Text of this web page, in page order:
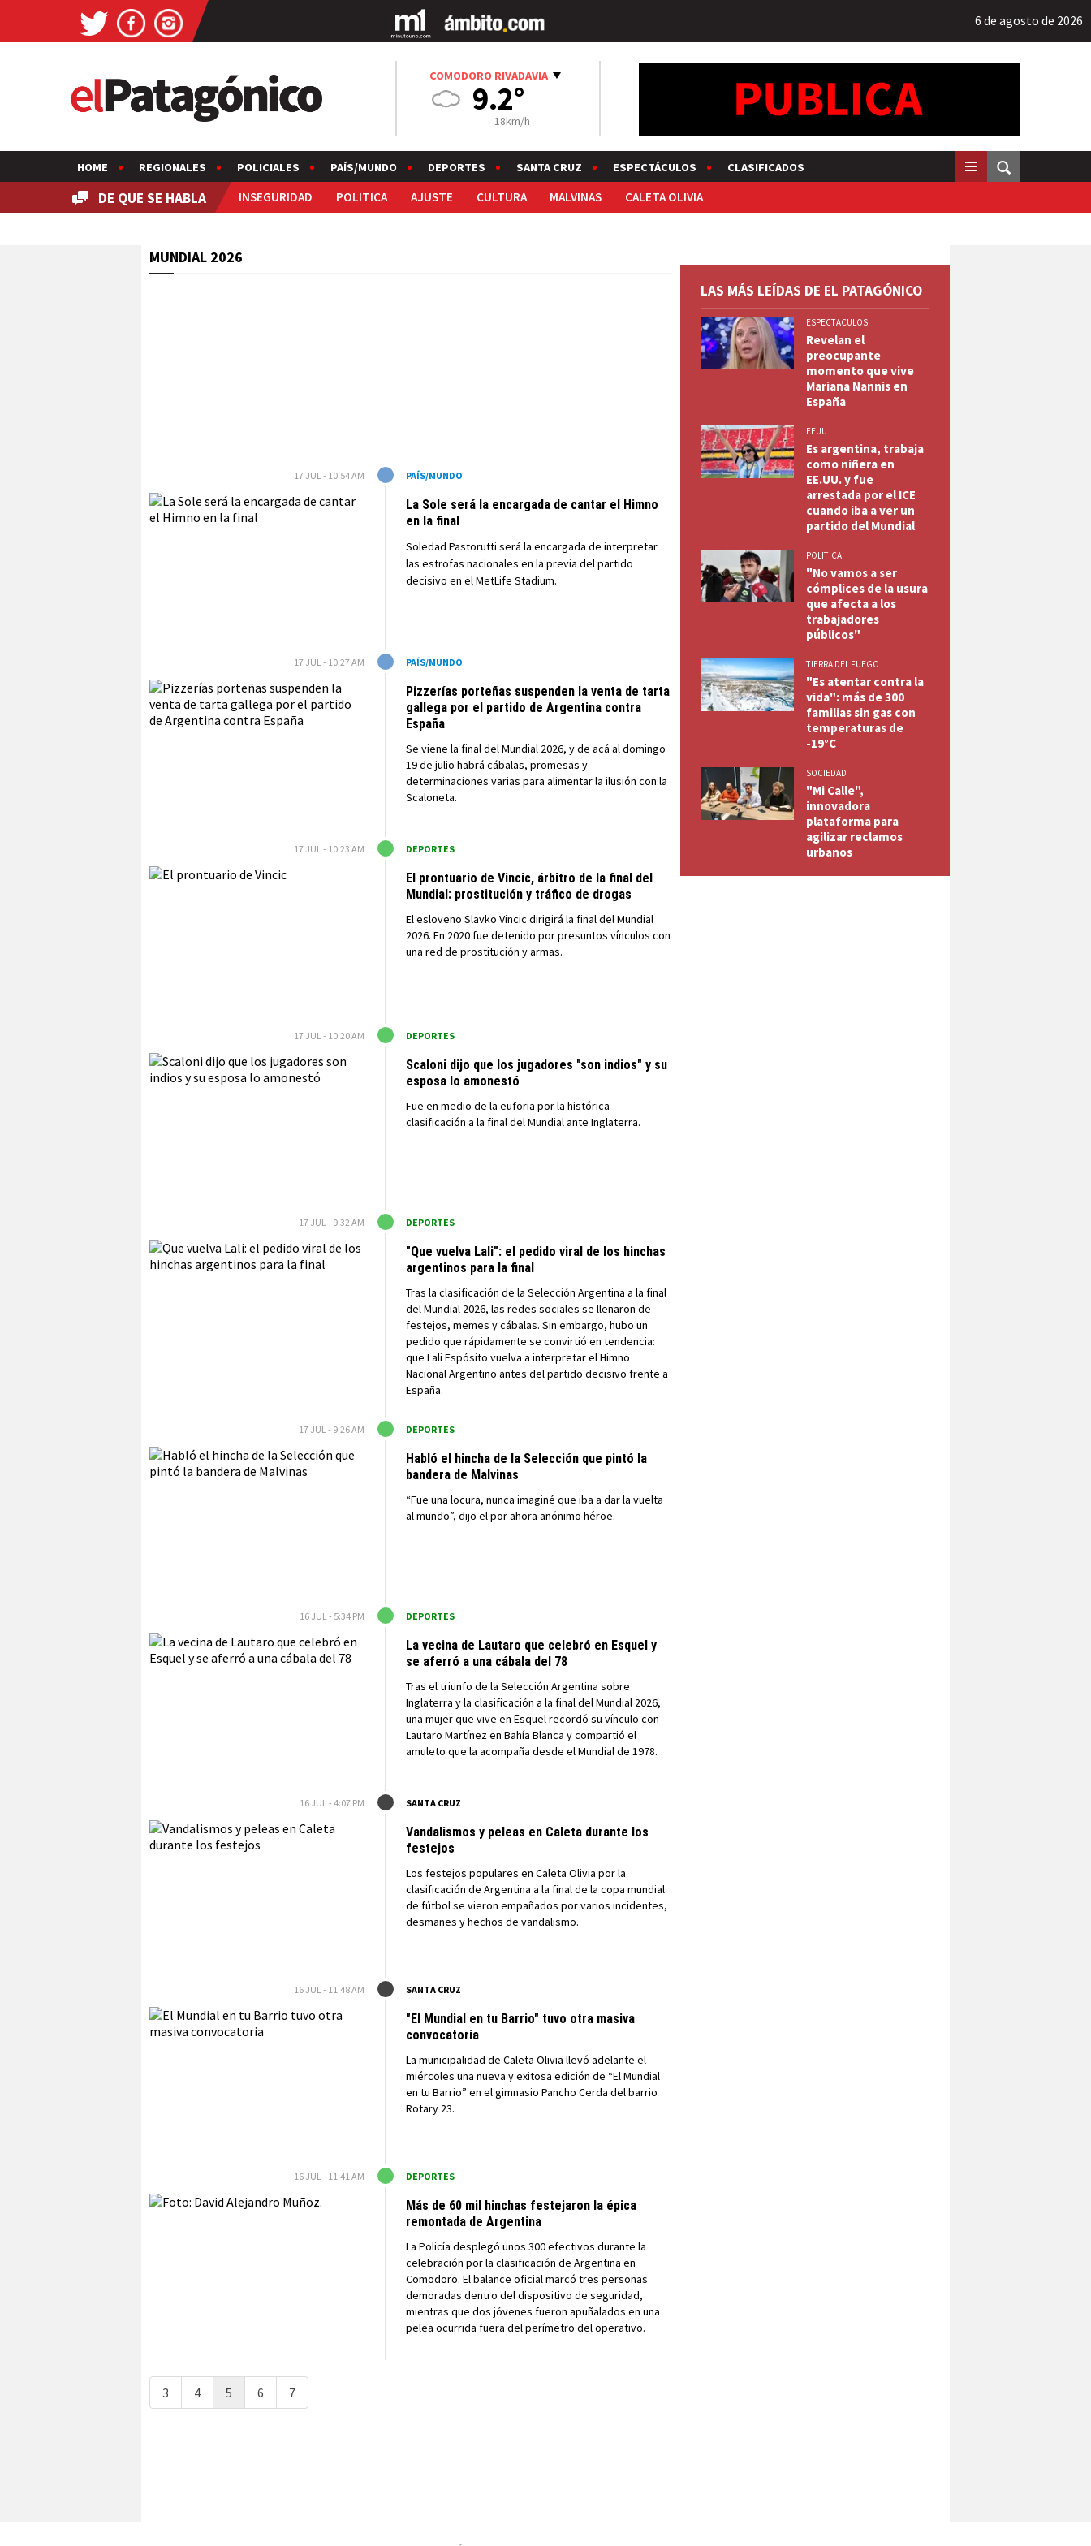
6 de agosto de 2026
COMODORO RIVADAVIA
9.2°
18km/h
HOME REGIONALES POLICIALES PAÍS/MUNDO DEPORTES SANTA CRUZ ESPECTÁCULOS CLASIFICADOS
DE QUE SE HABLA INSEGURIDAD POLITICA AJUSTE CULTURA MALVINAS CALETA OLIVIA
MUNDIAL 2026
17 JUL - 10:54 AM PAÍS/MUNDO
La Sole será la encargada de cantar el Himno
en la final
Soledad Pastorutti será la encargada de interpretar
las estrofas nacionales en la previa del partido
decisivo en el MetLife Stadium.
17 JUL - 10:27 AM PAÍS/MUNDO
Pizzerías porteñas suspenden la venta de tarta
gallega por el partido de Argentina contra
España
Se viene la final del Mundial 2026, y de acá al domingo
19 de julio habrá cábalas, promesas y
determinaciones varias para alimentar la ilusión con la
Scaloneta.
17 JUL - 10:23 AM DEPORTES
El prontuario de Vincic, árbitro de la final del
Mundial: prostitución y tráfico de drogas
El esloveno Slavko Vincic dirigirá la final del Mundial
2026. En 2020 fue detenido por presuntos vínculos con
una red de prostitución y armas.
17 JUL - 10:20 AM DEPORTES
Scaloni dijo que los jugadores "son indios" y su
esposa lo amonestó
Fue en medio de la euforia por la histórica
clasificación a la final del Mundial ante Inglaterra.
17 JUL - 9:32 AM DEPORTES
"Que vuelva Lali": el pedido viral de los hinchas
argentinos para la final
Tras la clasificación de la Selección Argentina a la final
del Mundial 2026, las redes sociales se llenaron de
festejos, memes y cábalas. Sin embargo, hubo un
pedido que rápidamente se convirtió en tendencia:
que Lali Espósito vuelva a interpretar el Himno
Nacional Argentino antes del partido decisivo frente a
España.
17 JUL - 9:26 AM DEPORTES
Habló el hincha de la Selección que pintó la
bandera de Malvinas
“Fue una locura, nunca imaginé que iba a dar la vuelta
al mundo”, dijo el por ahora anónimo héroe.
16 JUL - 5:34 PM DEPORTES
La vecina de Lautaro que celebró en Esquel y
se aferró a una cábala del 78
Tras el triunfo de la Selección Argentina sobre
Inglaterra y la clasificación a la final del Mundial 2026,
una mujer que vive en Esquel recordó su vínculo con
Lautaro Martínez en Bahía Blanca y compartió el
amuleto que la acompaña desde el Mundial de 1978.
16 JUL - 4:07 PM SANTA CRUZ
Vandalismos y peleas en Caleta durante los
festejos
Los festejos populares en Caleta Olivia por la
clasificación de Argentina a la final de la copa mundial
de fútbol se vieron empañados por varios incidentes,
desmanes y hechos de vandalismo.
16 JUL - 11:48 AM SANTA CRUZ
"El Mundial en tu Barrio" tuvo otra masiva
convocatoria
La municipalidad de Caleta Olivia llevó adelante el
miércoles una nueva y exitosa edición de “El Mundial
en tu Barrio” en el gimnasio Pancho Cerda del barrio
Rotary 23.
16 JUL - 11:41 AM DEPORTES
Más de 60 mil hinchas festejaron la épica
remontada de Argentina
La Policía desplegó unos 300 efectivos durante la
celebración por la clasificación de Argentina en
Comodoro. El balance oficial marcó tres personas
demoradas dentro del dispositivo de seguridad,
mientras que dos jóvenes fueron apuñalados en una
pelea ocurrida fuera del perímetro del operativo.
3 4 5 6 7
LAS MÁS LEÍDAS DE EL PATAGÓNICO
ESPECTACULOS
Revelan el
preocupante
momento que vive
Mariana Nannis en
España
EEUU
Es argentina, trabaja
como niñera en
EE.UU. y fue
arrestada por el ICE
cuando iba a ver un
partido del Mundial
POLITICA
"No vamos a ser
cómplices de la usura
que afecta a los
trabajadores
públicos"
TIERRA DEL FUEGO
"Es atentar contra la
vida": más de 300
familias sin gas con
temperaturas de
-19°C
SOCIEDAD
"Mi Calle",
innovadora
plataforma para
agilizar reclamos
urbanos